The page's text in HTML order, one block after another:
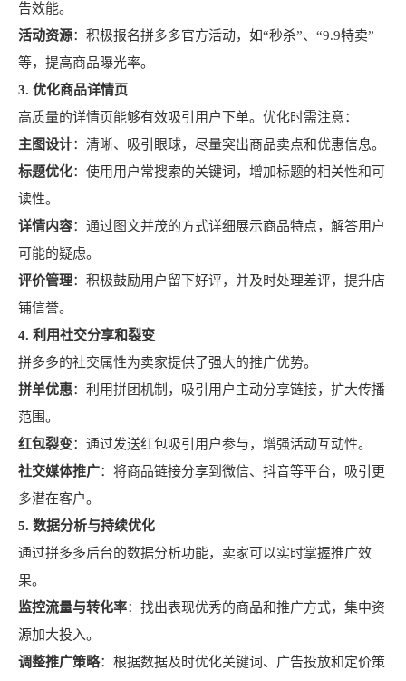
告效能。
活动资源：积极报名拼多多官方活动，如“秒杀”、“9.9特卖”
等，提高商品曝光率。
3. 优化商品详情页
高质量的详情页能够有效吸引用户下单。优化时需注意：
主图设计：清晰、吸引眼球，尽量突出商品卖点和优惠信息。
标题优化：使用用户常搜索的关键词，增加标题的相关性和可
读性。
详情内容：通过图文并茂的方式详细展示商品特点，解答用户
可能的疑虑。
评价管理：积极鼓励用户留下好评，并及时处理差评，提升店
铺信誉。
4. 利用社交分享和裂变
拼多多的社交属性为卖家提供了强大的推广优势。
拼单优惠：利用拼团机制，吸引用户主动分享链接，扩大传播
范围。
红包裂变：通过发送红包吸引用户参与，增强活动互动性。
社交媒体推广：将商品链接分享到微信、抖音等平台，吸引更
多潜在客户。
5. 数据分析与持续优化
通过拼多多后台的数据分析功能，卖家可以实时掌握推广效
果。
监控流量与转化率：找出表现优秀的商品和推广方式，集中资
源加大投入。
调整推广策略：根据数据及时优化关键词、广告投放和定价策